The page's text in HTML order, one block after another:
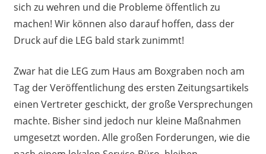
sich zu wehren und die Probleme öffentlich zu
machen! Wir können also darauf hoffen, dass der
Druck auf die LEG bald stark zunimmt!
Zwar hat die LEG zum Haus am Boxgraben noch am
Tag der Veröffentlichung des ersten Zeitungsartikels
einen Vertreter geschickt, der große Versprechungen
machte. Bisher sind jedoch nur kleine Maßnahmen
umgesetzt worden. Alle großen Forderungen, wie die